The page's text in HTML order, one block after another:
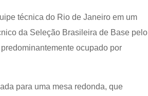
técnica do Rio de Janeiro em um
da Seleção Brasileira de Base pelo
ocupado por
para uma mesa redonda, que